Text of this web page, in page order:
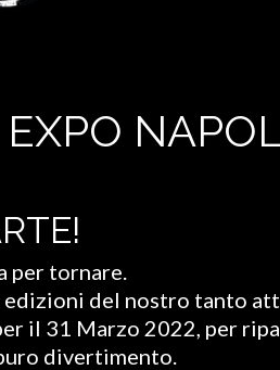
per tornare.
del nostro tanto
il 31 Marzo 2022, per
divertimento.